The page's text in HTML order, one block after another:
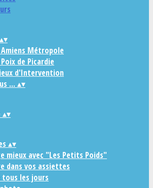
▴▾
Métropole
de Picardie
d'Intervention
... ▴▾
▴▾
▴▾
mieux avec "Les Petits Poids"
dans vos assiettes
tous les jours